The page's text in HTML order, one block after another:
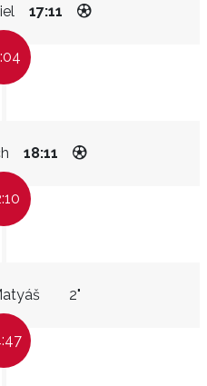
17:11
18:11
2"